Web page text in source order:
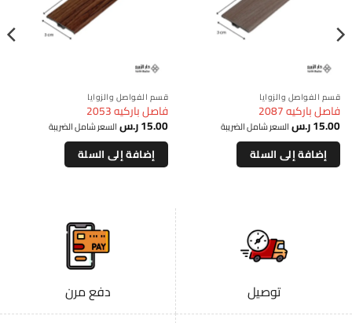
قسم الفواصل والزوايا
فاصل باركيه 2087
15.00ر.س السعر شامل الضريبة
إضافة إلى السلة
قسم الفواصل والزوايا
فاصل باركيه 2053
15.00ر.س السعر شامل الضريبة
إضافة إلى السلة
توصيل دفع مرن